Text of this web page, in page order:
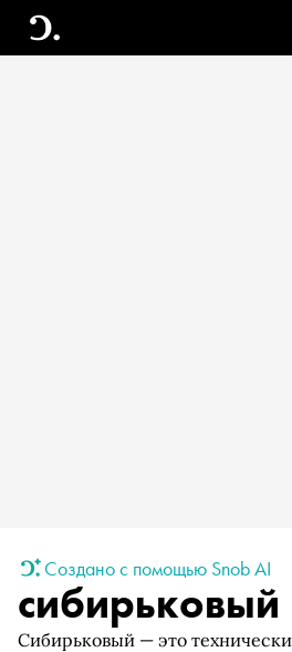
Создано с помощью Snob AI
сибирьковый
Сибирьковый — это